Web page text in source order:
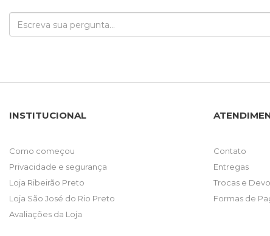
INSTITUCIONAL
Como começou
Privacidade e segurança
Loja Ribeirão Preto
Loja São José do Rio Preto
Avaliações da Loja
Contato
Entregas
Trocas e
Formas de